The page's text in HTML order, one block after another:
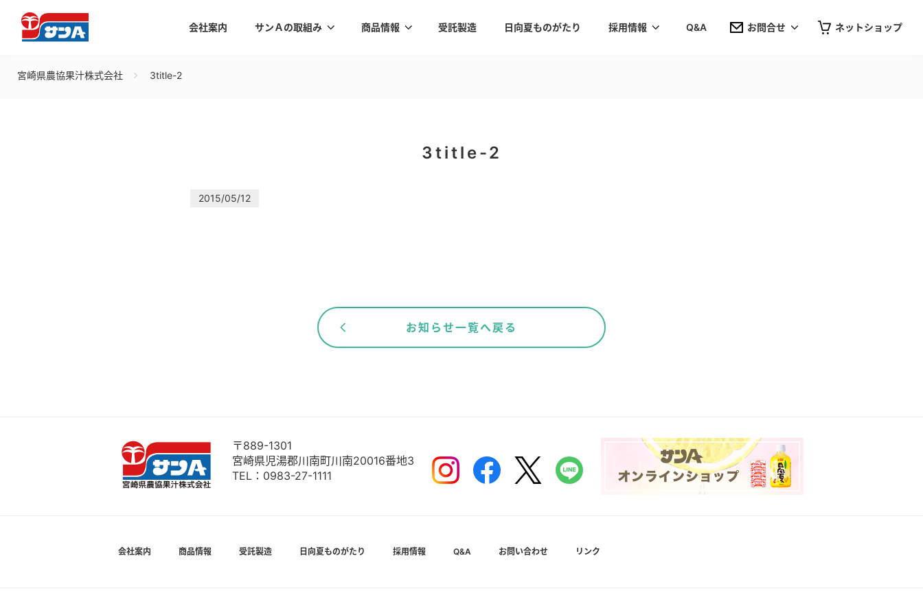
会社案内 サンＡの取組み 商品情報 受託製造 日向夏ものがたり 採用情報 Q&A お問合せ ネットショップ
宮崎県農協果汁株式会社 3title-2
3title-2
2015/05/12
お知らせ一覧へ戻る
〒889-1301
宮崎県児湯郡川南町川南20016番地3
TEL： 0983-27-1111
会社案内 商品情報 受託製造 日向夏ものがたり 採用情報 Q&A お問い合わせ リンク